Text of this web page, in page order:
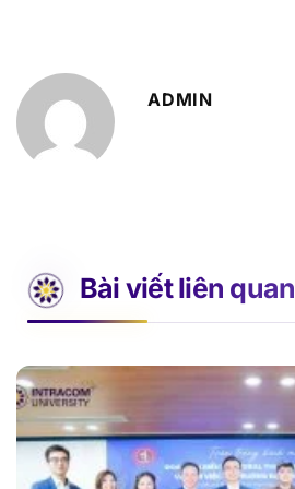
ADMIN
Bài viết liên quan